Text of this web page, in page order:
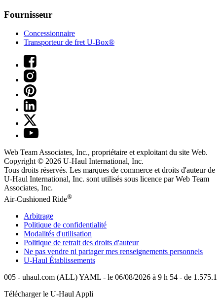
Fournisseur
Concessionnaire
Transporteur de fret U-Box®
Web Team Associates, Inc., propriétaire et exploitant du site Web.
Copyright © 2026 U-Haul International, Inc.
Tous droits réservés. Les marques de commerce et droits d'auteur de
U-Haul International, Inc. sont utilisés sous licence par Web Team
Associates, Inc.
Air-Cushioned Ride®
Arbitrage
Politique de confidentialité
Modalités d'utilisation
Politique de retrait des droits d'auteur
Ne pas vendre ni partager mes renseignements personnels
U-Haul Établissements
005 - uhaul.com (ALL) YAML - le 06/08/2026 à 9 h 54 - de 1.575.1
Télécharger le U-Haul Appli